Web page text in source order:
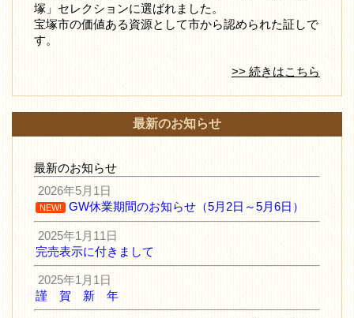
塚」セレクションに選ばれました。
宝塚市の価値ある資源として市から認められた証しで
す。
>> 続きはこちら
最新のお知らせ
最新のお知らせ
2026年5月1日
NEW! GW休業期間のお知らせ（5月2日～5月6日）
2025年1月11日
完売表示に付きまして
2025年1月1日
謹 賀 新 年